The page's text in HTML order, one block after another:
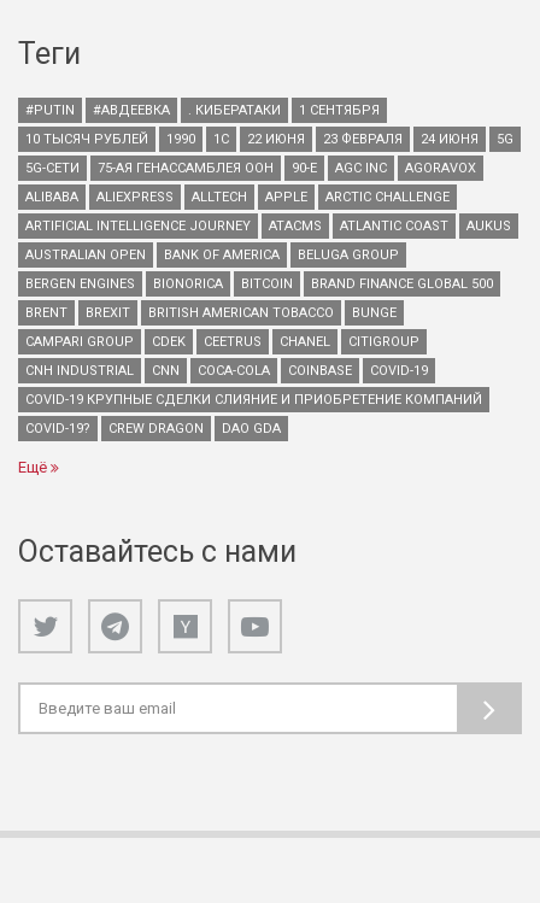
Теги
#PUTIN #АВДЕЕВКА . КИБЕРАТАКИ
1 СЕНТЯБРЯ
10 ТЫСЯЧ РУБЛЕЙ
1990 1С 22 ИЮНЯ 23 ФЕВРАЛЯ 24 ИЮНЯ
5G
5G-СЕТИ
75-АЯ ГЕНАССАМБЛЕЯ ООН 90-Е AGC INC
AGORAVOX
ALIBABA
ALIEXPRESS ALLTECH APPLE
ARCTIC CHALLENGE
ARTIFICIAL INTELLIGENCE JOURNEY
ATACMS ATLANTIC COAST
AUKUS
AUSTRALIAN OPEN
BANK OF AMERICA
BELUGA GROUP
BERGEN ENGINES
BIONORICA BITCOIN
BRAND FINANCE GLOBAL 500
BRENT
BREXIT BRITISH AMERICAN TOBACCO
BUNGE
CAMPARI GROUP
CDEK CEETRUS CHANEL
CITIGROUP
CNH INDUSTRIAL
CNN COCA-COLA COINBASE
COVID-19
COVID-19 КРУПНЫЕ СДЕЛКИ СЛИЯНИЕ И ПРИОБРЕТЕНИЕ КОМПАНИЙ
COVID-19?
CREW DRAGON DAO GDA
Ещё
Оставайтесь с нами